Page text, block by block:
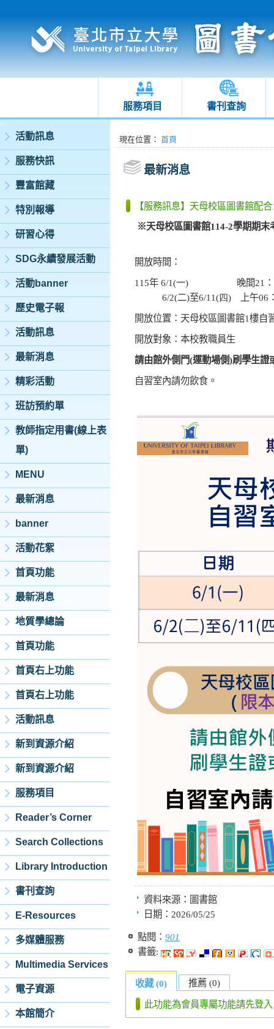
服務項目 書刊查詢
:::
活動訊息
服務快訊
豐富館藏
特別報導
研習心得
SDG永續發展活動
活動banner
歷史電子報
活動訊息
最新消息
精彩活動
班訪預約單
教師指定用書(線上表
單)
MENU
最新消息
banner
活動花絮
首頁功能
最新消息
地質學總論
首頁功能
首頁右上功能
首頁右上功能
活動訊息
新到資源介紹
新到資源介紹
服務項目
Reader’s Corner
Search Collections
Library Introduction
書刊查詢
E-Resources
多媒體服務
Multimedia Services
電子資源
本館簡介
:::現在位置 ： 首頁
最新消息
【服務訊息】天母校區圖書館配
※天母校區圖書館114-2學期期末
開放時間：
115年 6/1(一) 晚間21 ：
6/2(二)至6/11(四) 上午06
開放位置：天母校區圖書館1樓自
開放對象：本校教職員生
請由館外側門(運動場側)刷學生證
自習室內請勿飲食。
資料來源： 圖書館
日期： 2026/05/25
點閱： 901
書籤:
收藏 (0) 推薦 (0)
此功能為會員專屬功能請先登入